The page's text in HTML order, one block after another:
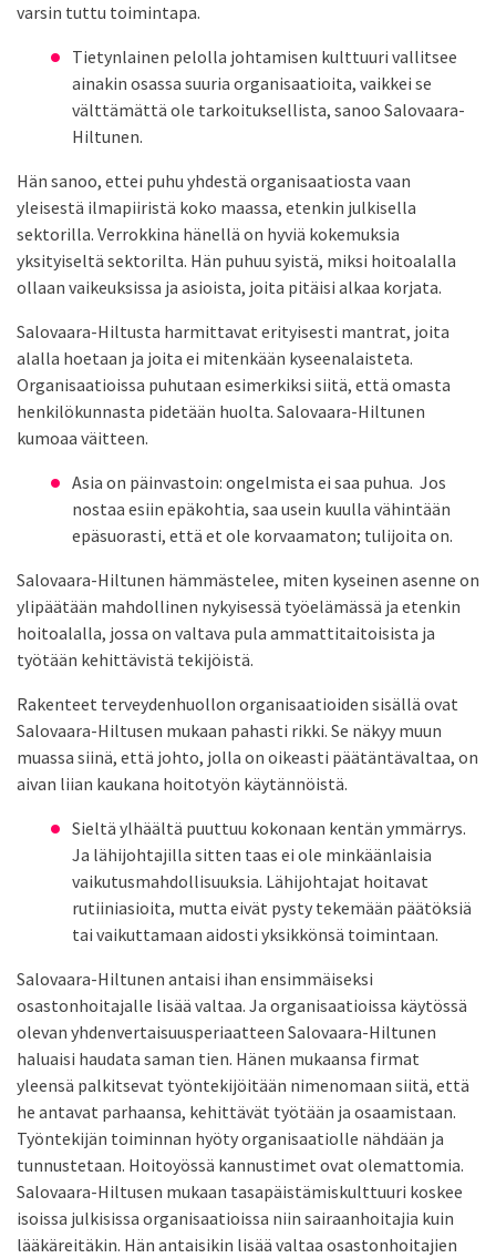
varsin tuttu toimintapa.
Tietynlainen pelolla johtamisen kulttuuri vallitsee
ainakin osassa suuria organisaatioita, vaikkei se
välttämättä ole tarkoituksellista, sanoo Salovaara-
Hiltunen.
Hän sanoo, ettei puhu yhdestä organisaatiosta vaan
yleisestä ilmapiiristä koko maassa, etenkin julkisella
sektorilla. Verrokkina hänellä on hyviä kokemuksia
yksityiseltä sektorilta. Hän puhuu syistä, miksi hoitoalalla
ollaan vaikeuksissa ja asioista, joita pitäisi alkaa korjata.
Salovaara-Hiltusta harmittavat erityisesti mantrat, joita
alalla hoetaan ja joita ei mitenkään kyseenalaisteta.
Organisaatioissa puhutaan esimerkiksi siitä, että omasta
henkilökunnasta pidetään huolta. Salovaara-Hiltunen
kumoaa väitteen.
Asia on päinvastoin: ongelmista ei saa puhua. Jos
nostaa esiin epäkohtia, saa usein kuulla vähintään
epäsuorasti, että et ole korvaamaton; tulijoita on.
Salovaara-Hiltunen hämmästelee, miten kyseinen asenne on
ylipäätään mahdollinen nykyisessä työelämässä ja etenkin
hoitoalalla, jossa on valtava pula ammattitaitoisista ja
työtään kehittävistä tekijöistä.
Rakenteet terveydenhuollon organisaatioiden sisällä ovat
Salovaara-Hiltusen mukaan pahasti rikki. Se näkyy muun
muassa siinä, että johto, jolla on oikeasti päätäntävaltaa, on
aivan liian kaukana hoitotyön käytännöistä.
Sieltä ylhäältä puuttuu kokonaan kentän ymmärrys.
Ja lähijohtajilla sitten taas ei ole minkäänlaisia
vaikutusmahdollisuuksia. Lähijohtajat hoitavat
rutiiniasioita, mutta eivät pysty tekemään päätöksiä
tai vaikuttamaan aidosti yksikkönsä toimintaan.
Salovaara-Hiltunen antaisi ihan ensimmäiseksi
osastonhoitajalle lisää valtaa. Ja organisaatioissa käytössä
olevan yhdenvertaisuusperiaatteen Salovaara-Hiltunen
haluaisi haudata saman tien. Hänen mukaansa firmat
yleensä palkitsevat työntekijöitään nimenomaan siitä, että
he antavat parhaansa, kehittävät työtään ja osaamistaan.
Työntekijän toiminnan hyöty organisaatiolle nähdään ja
tunnustetaan. Hoitoyössä kannustimet ovat olemattomia.
Salovaara-Hiltusen mukaan tasapäistämiskulttuuri koskee
isoissa julkisissa organisaatioissa niin sairaanhoitajia kuin
lääkäreitäkin. Hän antaisikin lisää valtaa osastonhoitajien